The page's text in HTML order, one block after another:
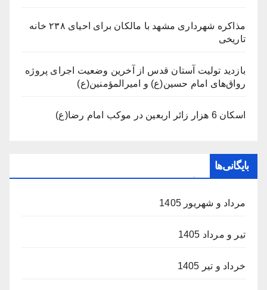
مذاکره شهرداری مشهد با مالکان برای احیای ۲۳۸ خانه
تاریخی
بازدید تولیت آستان قدس از آخرین وضعیت اجرای پروژه
رواق‌های امام حسین(ع) و امیرالمؤمنین(ع)
اسکان 6 هزار زائر اربعین در موکب امام رضا(ع)
بایگانی‌ها
مرداد و شهریور 1405
تیر و مرداد 1405
خرداد و تیر 1405